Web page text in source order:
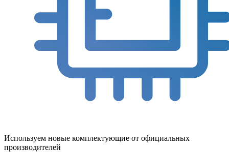
Используем новые комплектующие от официальных
производителей